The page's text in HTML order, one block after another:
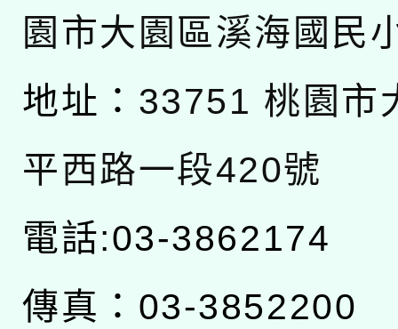
園市大園區溪海國民
地址： 33751 桃園市
平西路一段420號
電話:03-3862174
傳真：03-3852200